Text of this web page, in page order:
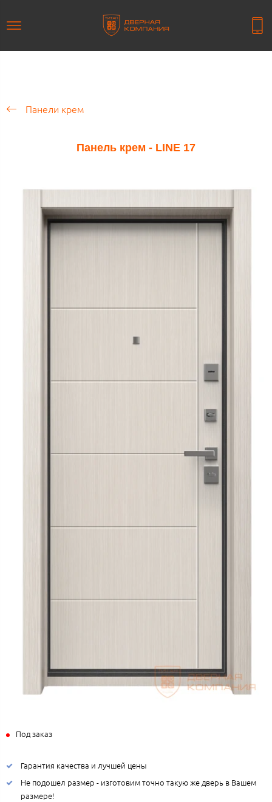
Панели крем
Панель крем - LINE 17
Под заказ
Гарантия качества и лучшей цены
Не подошел размер - изготовим точно такую же дверь в Вашем
размере!